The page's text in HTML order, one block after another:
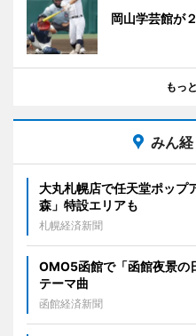
岡山学芸館が
もっ
みん
大丸札幌店で任天堂ポッ
森」特設エリアも
札幌経済新聞
OMO5函館で「函館夜景
テーマ曲
函館経済新聞